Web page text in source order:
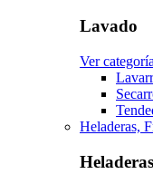
Lavado
Ver categoría
Heladeras,